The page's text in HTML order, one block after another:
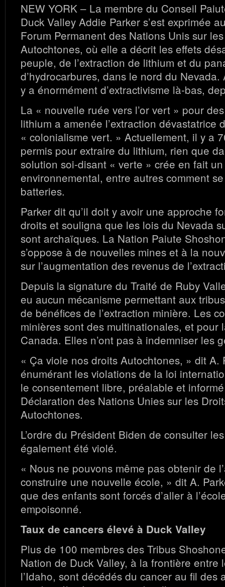
NEW YORK – La membre du Conseil
Duck Valley Addie Parker s’est exprimée
Forum Permanent des Nations Unis sur
Autochtones, où elle a décrit les effets
peuple, de l’extraction de lithium et du
d’hydrocarbures, dans le nord du Nevada.
y a énormément d’extractivisme là-bas,
La « nouvelle ruée vers l’or vert » pour
lithium a amenée l’extraction dévastatrice
« colonialisme vert. » Actuellement, il y a
permis pour extraire du lithium, rien que
solution soi-disant « verte » crée en fait
environnemental, entre autres comment
batteries.
Parker dit qu’il doit y avoir une approche
droits et souligna que les lois du Nevada
sont archaïques. La Nation Paiute
s’oppose à de nouvelles mines et à la
sur l’augmentation des revenus de
Depuis la signature du Traité de Ruby
eu aucun mécanisme permettant aux
de bénéfices de l’extraction minière. Les
minières sont des multinationales, et pour
Canada. Elles n’ont pas à indemniser les
« Ça viole nos droits Autochtones, » dit A.
énumérant les violations de la loi
le consentement libre, préalable et
Déclaration des Nations Unies sur les
Autochtones.
L’ordre du Président Biden de consulter
également été violé.
« Nous ne pouvons même pas obtenir de
construire une nouvelle école, » dit A.
que des enfants sont forcés d’aller à
empoisonné.
Taux de cancers élevé à Duck Valley
Plus de 100 membres des Tribus
Nation de Duck Valley, à la frontière entre
l’Idaho, sont décédés du cancer au fil des